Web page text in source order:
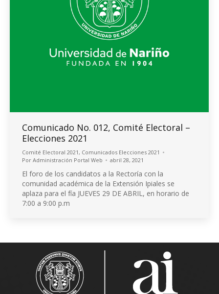
Comunicado No. 012, Comité Electoral –
Elecciones 2021
Comité Electoral 2021 , Comunicados Elecciones 2021
Por Administración Portal Web abril 28, 2021
El foro de los candidatos a la Rectoría con la
comunidad académica de la Extensión Ipiales se
aplaza para el fía JUEVES 29 DE ABRIL, en horario de
7:00 a 9:00 p.m